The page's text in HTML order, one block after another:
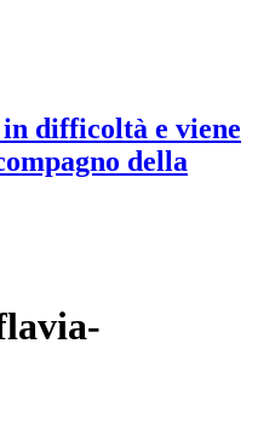
difficoltà e viene
della